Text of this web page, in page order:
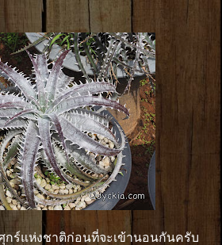
กร์แห่งชาติก่อนที่จะเข้านอนกันครับ